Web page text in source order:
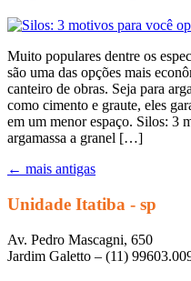
Muito populares dentre os
são uma das opções mais
canteiro de obras. Seja para
como cimento e graute, eles
em um menor espaço. Silos: 3
argamassa a granel […]
← mais antigas
Unidade Itatiba - sp
Av. Pedro Mascagni, 650
Jardim Galetto – (11)